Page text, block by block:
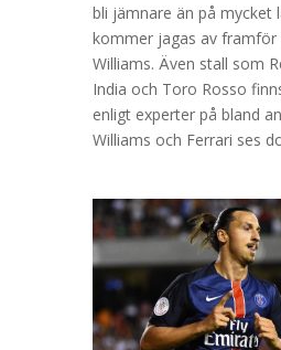
bli jämnare än på mycket
kommer jagas av framför
Williams. Även stall som
India och Toro Rosso
enligt experter på bland
Williams och Ferrari ses